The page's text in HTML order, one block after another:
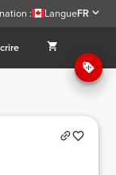
: LangueFR